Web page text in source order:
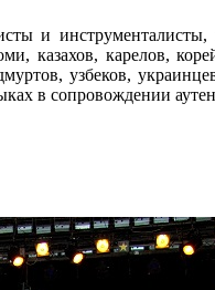
и
казахов, карелов,
узбеков,
в сопровождении